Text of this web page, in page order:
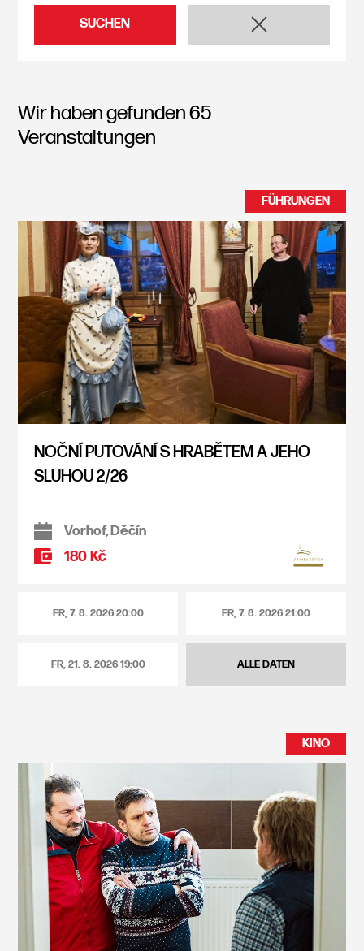
SUCHEN
Wir haben gefunden65
Veranstaltungen
FÜHRUNGEN
NOČNÍ PUTOVÁNÍ S HRABĚTEM A JEHO
SLUHOU 2/26
Vorhof, Děčín
180 Kč
FR, 7. 8. 202620:00 FR, 7. 8. 202621:00
FR, 21. 8. 202619:00 ALLE DATEN
KINO